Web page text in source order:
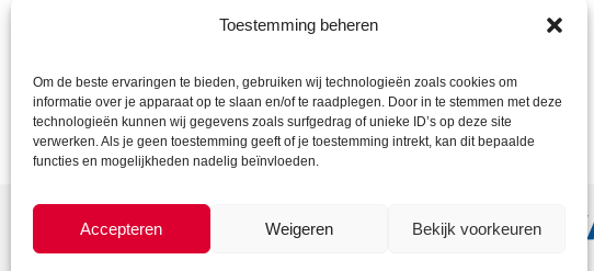
Toestemming beheren
Om de beste ervaringen te bieden, gebruiken wij technologieën zoals cookies om
informatie over je apparaat op te slaan en/of te raadplegen. Door in te stemmen met deze
technologieën kunnen wij gegevens zoals surfgedrag of unieke ID’s op deze site
verwerken. Als je geen toestemming geeft of je toestemming intrekt, kan dit bepaalde
functies en mogelijkheden nadelig beïnvloeden.
Accepteren Weigeren Bekijk voorkeuren